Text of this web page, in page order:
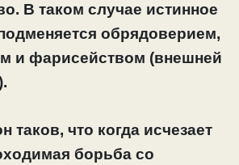
В таком случае истинное
обрядоверием,
и фарисейством (внешней
таков, что когда исчезает
борьба со